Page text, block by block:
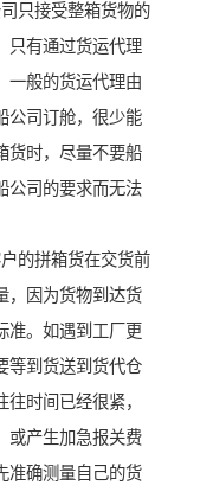
只接受整箱货物的
只有通过货运代理
一般的货运代理由
公司订舱，很少能
货时，尽量不要船
公司的要求而无法
的拼箱货在交货前
，因为货物到达货
准。如遇到工厂更
等到货送到货代仓
时间已经很紧，
或产生加急报关费
准确测量自己的货